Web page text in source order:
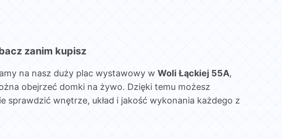
zanim kupisz
na nasz duży plac wystawowy wWoli Łąckiej 55A,
obejrzeć domki na żywo. Dzięki temu możesz
sprawdzić wnętrze, układ i jakość wykonania każdego z